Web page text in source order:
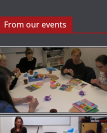
From our events